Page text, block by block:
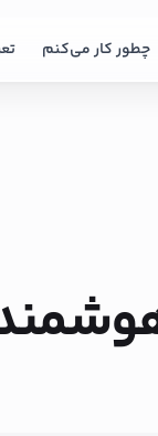
چطور کار می‌کنم